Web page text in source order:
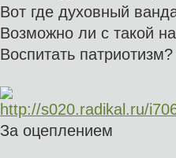
Вот где духовный
Возможно ли с такой
Воспитать патриотизм?
За оцеплением